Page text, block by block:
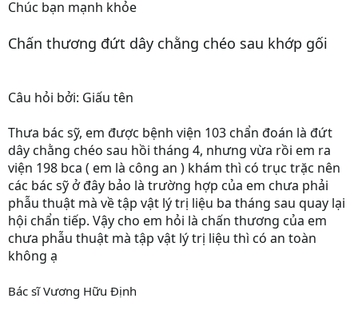
Chúc bạn mạnh khỏe
Chấn thương đứt dây chằng chéo sau khớp gối
Câu hỏi bởi: Giấu tên
Thưa bác sỹ, em được bệnh viện 103 chẩn đoán là đứt
dây chằng chéo sau hồi tháng 4, nhưng vừa rồi em ra
viện 198 bca ( em là công an ) khám thì có trục trặc nên
các bác sỹ ở đây bảo là trường hợp của em chưa phải
phẫu thuật mà về tập vật lý trị liệu ba tháng sau quay lại
hội chẩn tiếp. Vậy cho em hỏi là chấn thương của em
chưa phẫu thuật mà tập vật lý trị liệu thì có an toàn
không ạ
Bác sĩ Vương Hữu Định